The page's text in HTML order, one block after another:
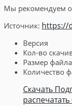
Мы рекомендуем
Источник: https://
Версия
Кол-во
Размер
Количество
Скачать